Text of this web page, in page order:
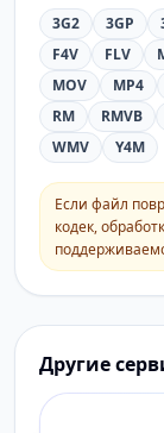
3G2
3GP
F4V
FLV
MOV
MP4
RM
RMVB
WMV
Y4M
Если файл
кодек,
Другие